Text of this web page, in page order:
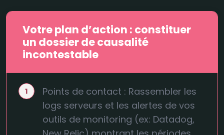
Votre plan d’action : constituer
un dossier de causalité
incontestable
Points de contact : Rassembler les
logs serveurs et les alertes de vos
outils de monitoring (ex: Datadog,